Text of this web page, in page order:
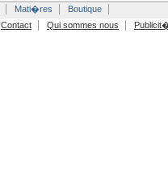
Mati�res
Boutique
Contact Qui sommes nous